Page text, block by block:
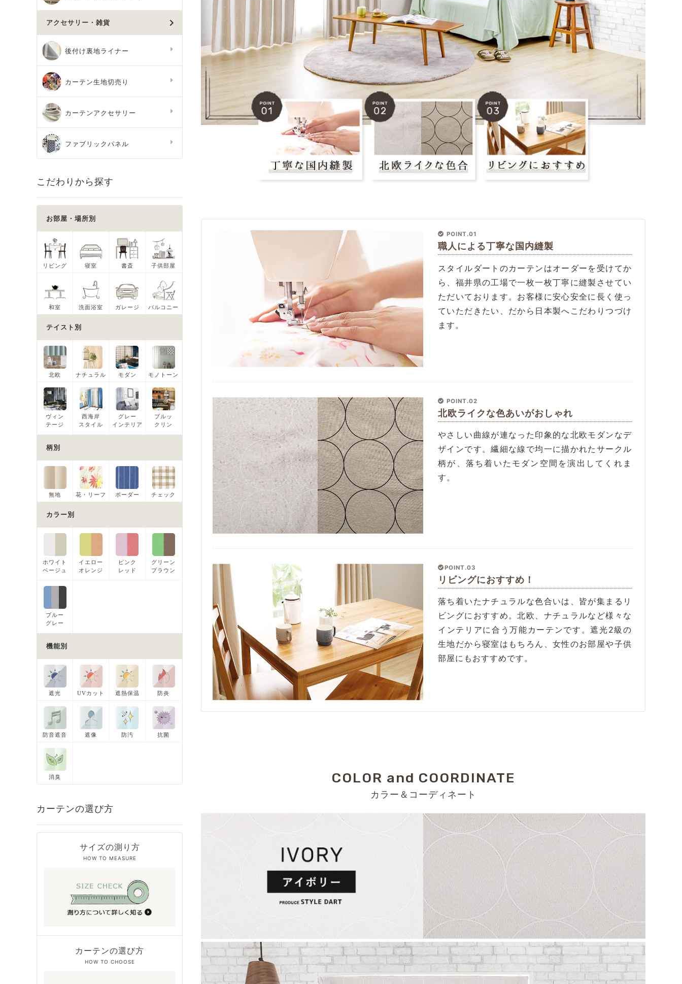
POINT.01
職人による丁寧な国内縫製
スタイルダートのカーテンはオーダーを受けてか
ら、福井県の工場で一枚一枚丁寧に縫製させてい
ただいております。お客様に安心安全に長く使っ
ていただきたい、だから日本製へこだわりつづけ
ます。
POINT.02
北欧ライクな色あいがおしゃれ
やさしい曲線が連なった印象的な北欧モダンなデ
ザインです。繊細な線で均一に描かれたサークル
柄が、落ち着いたモダン空間を演出してくれま
す。
POINT.03
リビングにおすすめ！
落ち着いたナチュラルな色合いは、皆が集まるリ
ビングにおすすめ。北欧、ナチュラルなど様々な
インテリアに合う万能カーテンです。遮光2級の
生地だから寝室はもちろん、女性のお部屋や子供
部屋にもおすすめです。
COLOR and COORDINATE
カラー＆コーディネート
アクセサリー・雑貨
後付け裏地ライナー
カーテン生地切売り
カーテンアクセサリー
ファブリックパネル
こだわりから探す
お部屋・場所別
リビング 寝室 書斎 子供部屋
和室 洗面浴室 ガレージ バルコニー
テイスト別
北欧 ナチュラル モダン モノトーン
ヴィン
テージ
西海岸
スタイル
グレー
インテリア
ブルッ
クリン
柄別
無地 花・リーフ ボーダー チェック
カラー別
ホワイト
ベージュ
イエロー
オレンジ
ピンク
レッド
グリーン
ブラウン
ブルー
グレー
機能別
遮光 UVカット 遮熱保温 防炎
防音遮音 遮像 防汚 抗菌
消臭
カーテンの選び方
サイズの測り方
HOW TO MEASURE
カーテンの選び方
HOW TO CHOOSE